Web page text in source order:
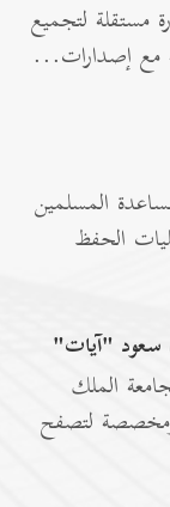
مستقلة لتجميع
مع إصدارات...
المسلمين
الحفظ
سعود "آيات"
الملك
ومخصصة لتصفح